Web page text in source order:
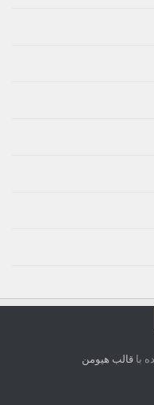
باقالب هیومن